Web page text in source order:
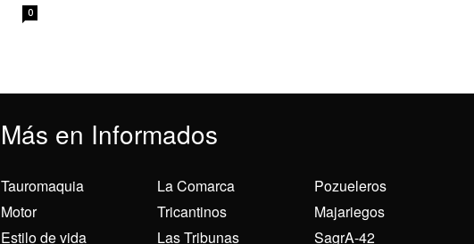
0
Más en Informados
Tauromaquia
Motor
Estilo de vida
La Comarca
Tricantinos
Las Tribunas
Pozueleros
Majariegos
SagrA-42